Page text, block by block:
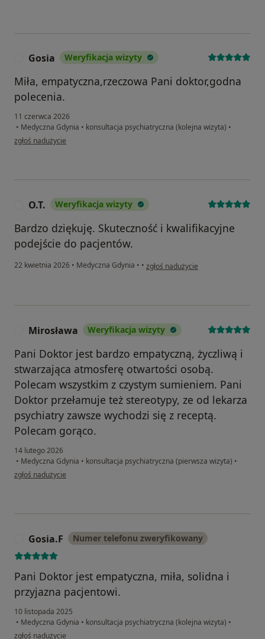
Gosia Weryfikacja wizyty
Miła, empatyczna,rzeczowa Pani doktor,godna
polecenia.
11 czerwca 2026
• Medyczna Gdynia • konsultacja psychiatryczna (kolejna wizyta) •
w opinii użytkownika Gosia
zgłoś nadużycie
O.T. Weryfikacja wizyty
Bardzo dziękuję. Skuteczność i kwalifikacyjne
podejście do pacjentów.
22 kwietnia 2026 • Medyczna Gdynia • • w opinii użytkownika O.T.
zgłoś nadużycie
Mirosława Weryfikacja wizyty
Pani Doktor jest bardzo empatyczną, życzliwą i
stwarzająca atmosferę otwartości osobą.
Polecam wszystkim z czystym sumieniem. Pani
Doktor przełamuje też stereotypy, ze od lekarza
psychiatry zawsze wychodzi się z receptą.
Polecam gorąco.
14 lutego 2026
• Medyczna Gdynia • konsultacja psychiatryczna (pierwsza wizyta) •
w opinii użytkownika Mirosława
zgłoś nadużycie
Gosia.F Numer telefonu zweryfikowany
Pani Doktor jest empatyczna, miła, solidna i
przyjazna pacjentowi.
10 listopada 2025
• Medyczna Gdynia • konsultacja psychiatryczna (kolejna wizyta) •
w opinii użytkownika Gosia.F
zgłoś nadużycie